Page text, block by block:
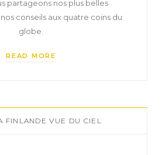
partageons nos plus belles
conseils aux quatre coins du
globe.
READ MORE
FINLANDE VUE DU CIEL